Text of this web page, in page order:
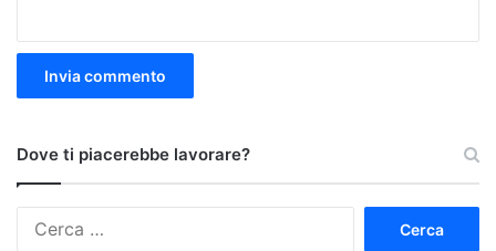
Dove ti piacerebbe lavorare?